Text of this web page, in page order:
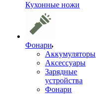
Кухонные ножи
Фонари
Аккумуляторы
Аксессуары
Зарядные
устройства
Фонари